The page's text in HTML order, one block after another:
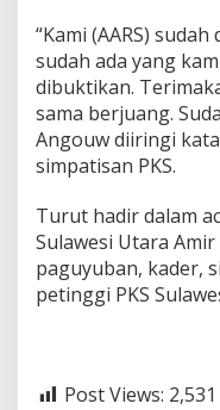
“Kami (AARS)
sudah ada yang
dibuktikan.
sama berjuang.
Angouw diiringi
simpatisan PKS.
Turut hadir dalam
Sulawesi Utara
paguyuban, kader,
petinggi PKS
Post Views: 2,531